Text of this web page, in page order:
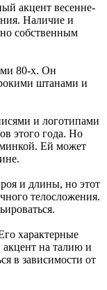
акцент весенне-
Наличие и
собственным
80-х. Он
штанами и
и логотипами
этого года. Но
Ей может
и длины, но этот
телосложения.
характерные
акцент на талию и
в зависимости от